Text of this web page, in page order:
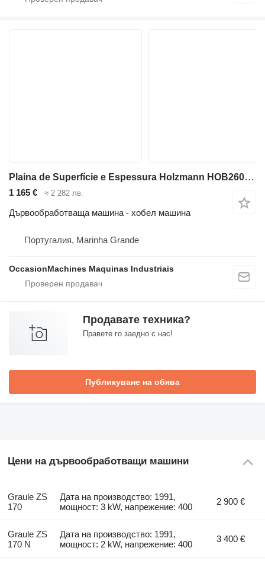
Plaina de Superfície e Espessura Holzmann HOB260NL_230V
1 165 € ≈ 2 282 лв.
Дървообработваща машина - хобел машина
Португалия, Marinha Grande
OccasionMachines Maquinas Industriais
Продавате техника?
Правете го заедно с нас!
Публикуване на обява
Цени на дървообработващи машини
Graule ZS
170
Дата на производство: 1991,
мощност: 3 kW, напрежение: 400
2 900 €
Graule ZS
170 N
Дата на производство: 1991,
мощност: 2 kW, напрежение: 400
3 400 €